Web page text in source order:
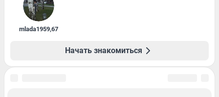
mlada1959,67
Начать знакомиться